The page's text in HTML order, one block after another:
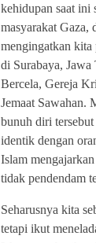
kehidupan saat ini
masyarakat Gaza,
mengingatkan
di Surabaya, Jawa
Bercela, Gereja
Jemaat Sawahan.
bunuh diri
identik dengan
Islam
tidak pendendam
Seharusnya kita
tetapi ikut